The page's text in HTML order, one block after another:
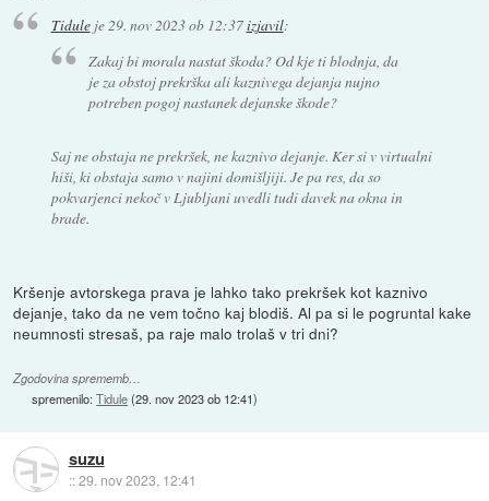
Tiduleje29. nov 2023 ob 12:37izjavil:
Zakaj bi morala nastat škoda? Od kje ti blodnja, da
je za obstoj prekrška ali kaznivega dejanja nujno
potreben pogoj nastanek dejanske škode?
Saj ne obstaja ne prekršek, ne kaznivo dejanje. Ker si v virtualni
hiši, ki obstaja samo v najini domišljiji. Je pa res, da so
pokvarjenci nekoč v Ljubljani uvedli tudi davek na okna in
brade.
Kršenje avtorskega prava je lahko tako prekršek kot kaznivo
dejanje, tako da ne vem točno kaj blodiš. Al pa si le pogruntal kake
neumnosti stresaš, pa raje malo trolaš v tri dni?
Zgodovina sprememb…
spremenilo:Tidule(29. nov 2023 ob 12:41)
suzu
::29. nov 2023, 12:41